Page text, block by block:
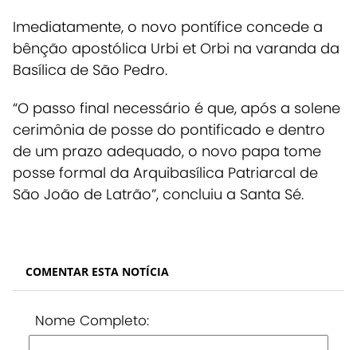
Imediatamente, o novo pontífice concede a
bênção apostólica Urbi et Orbi na varanda da
Basílica de São Pedro.
“O passo final necessário é que, após a solene
cerimônia de posse do pontificado e dentro
de um prazo adequado, o novo papa tome
posse formal da Arquibasílica Patriarcal de
São João de Latrão”, concluiu a Santa Sé.
COMENTAR ESTA NOTÍCIA
Nome Completo: